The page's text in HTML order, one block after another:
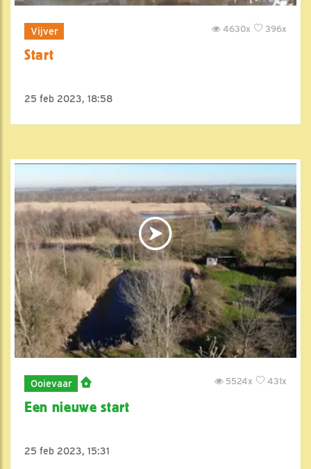
Vijver 396x
4630x
Start
25 feb 2023, 18:58
Ooievaar 431x
5524x
Een nieuwe start
25 feb 2023, 15:31